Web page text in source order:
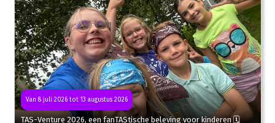
Van 8 juli 2026 tot 13 augustus 2026
TAS-Venture 2026, een fanTAStische beleving voor kinderen 🗓